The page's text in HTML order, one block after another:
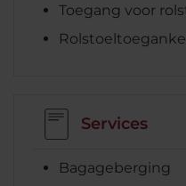
Toegang voor
Services
Bagageberging